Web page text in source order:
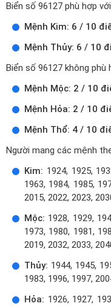
Biển số 96127 phù hợp
Mệnh Kim: 6 / 10
Mệnh Thủy: 6 / 10
Biển số 96127 không phù
Mệnh Mộc: 2 / 10
Mệnh Hỏa: 2 / 10
Mệnh Thổ: 4 / 10
Người mang các mệnh
Kim: 1924, 1925,
1963, 1984, 1985,
2015, 2022, 2023,
Mộc: 1928, 1929,
1973, 1980, 1981,
2019, 2032, 2033,
Thủy: 1944, 1945,
1983, 1996, 1997,
Hỏa: 1926, 1927,